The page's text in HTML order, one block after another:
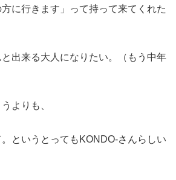
方に行きます」って持って来てくれた
出来る大人になりたい。（もう中年
よりも、
というとってもKONDO-さんらしい